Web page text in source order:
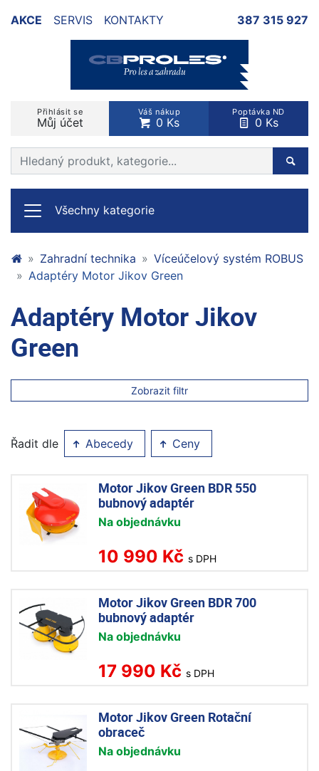
AKCE SERVIS KONTAKTY 387 315 927
Přihlásit se
Můj účet
Váš nákup
0 Ks
Poptávka ND
0 Ks
Prohledat web
Všechny kategorie
Zahradní technika
Víceúčelový systém ROBUS
Adaptéry Motor Jikov Green
Adaptéry Motor Jikov
Green
Zobrazit filtr
Řadit dle Abecedy Ceny
Motor Jikov Green BDR 550
bubnový adaptér
Na objednávku
10 990 Kč s DPH
Motor Jikov Green BDR 700
bubnový adaptér
Na objednávku
17 990 Kč s DPH
Motor Jikov Green Rotační
obraceč
Na objednávku